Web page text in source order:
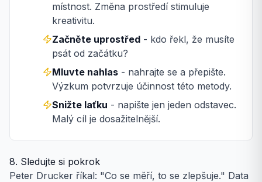
místnost. Změna prostředí stimuluje
kreativitu.
Začněte uprostřed - kdo řekl, že musíte
psát od začátku?
Mluvte nahlas - nahrajte se a přepište.
Výzkum potvrzuje účinnost této metody.
Snižte laťku - napište jen jeden odstavec.
Malý cíl je dosažitelnější.
8. Sledujte si pokrok
Peter Drucker říkal: "Co se měří, to se zlepšuje." Data